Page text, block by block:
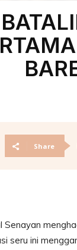
Share
Senayan
seru ini